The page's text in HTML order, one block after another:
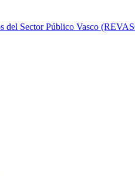
del Sector Público Vasco